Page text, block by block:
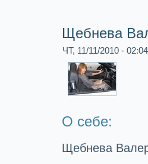
Щебнева
ЧТ, 11/11/2010 - 02:04
О себе:
Щебнева